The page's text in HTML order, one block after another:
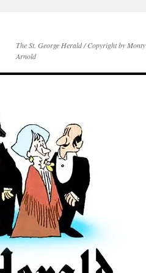
The St. George Herald / Copyright by Monty
Arnold